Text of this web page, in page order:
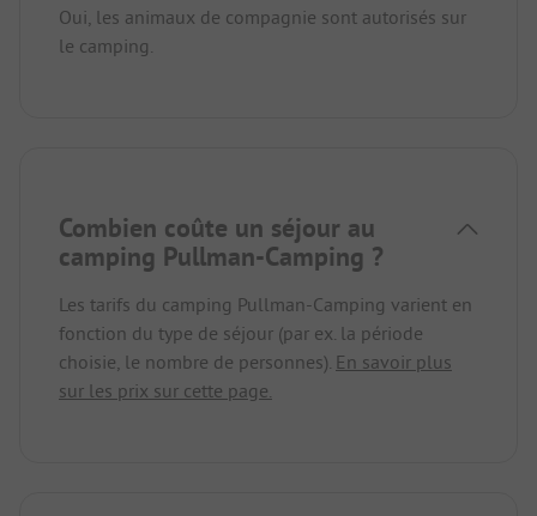
Oui, les animaux de compagnie sont autorisés sur
le camping.
Combien coûte un séjour au
camping Pullman-Camping ?
Les tarifs du camping Pullman-Camping varient en
fonction du type de séjour (par ex. la période
choisie, le nombre de personnes). En savoir plus
sur les prix sur cette page.